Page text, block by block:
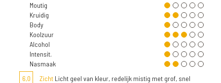
Moutig
Kruidig
Body
Koolzuur
Alcohol
Intensit.
Nasmaak
6,0
Zicht Licht geel van kleur, redelijk mistig met grof, snel